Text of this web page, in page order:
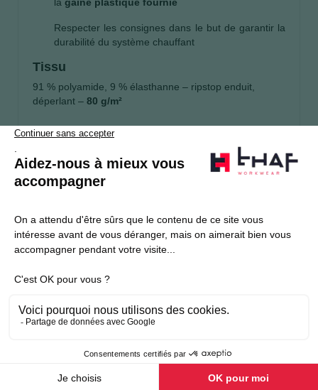
Respecter les consignes dans le but de garantir la
durabilité du système chauffant
Tissu
91 % polyamide, 9 % élasthanne – ripstop enduit,
déperlant – 80 g/m²
Je souhaite m'inscrire à la newsletter Thaf Workwear
Produits THAF